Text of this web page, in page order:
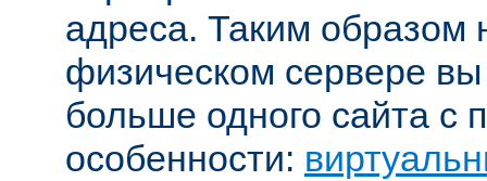
адреса. Таким образом
физическом сервере
больше одного сайта с
особенности: